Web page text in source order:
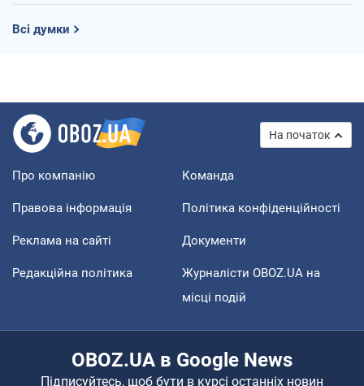
Всі думки
На початок
Про компанію Команда
Правова інформація Політика конфіденційності
Реклама на сайті Документи
Редакційна політика
Журналісти OBOZ.UA на
місці подій
OBOZ.UA в Google News
Підписуйтесь, щоб бути в курсі останніх новин